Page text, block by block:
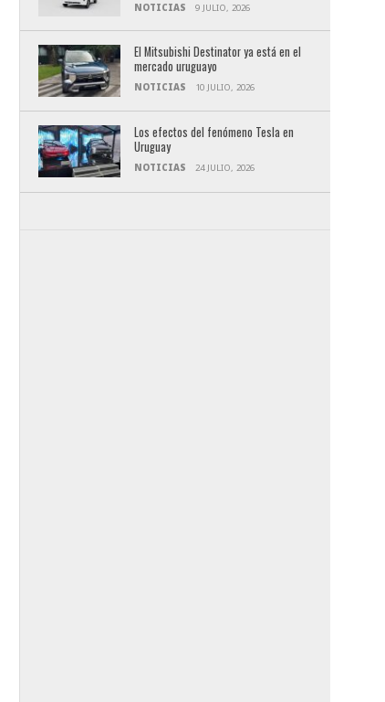
NOTICIAS 9 JULIO, 2026
El Mitsubishi Destinator ya está en el
mercado uruguayo
NOTICIAS 10 JULIO, 2026
Los efectos del fenómeno Tesla en
Uruguay
NOTICIAS 24 JULIO, 2026